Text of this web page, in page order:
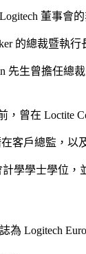
董事
的總裁暨執
先生曾擔任總
，曾在 Loctite
在客戶總監，
學學士學位，
為 Logitech